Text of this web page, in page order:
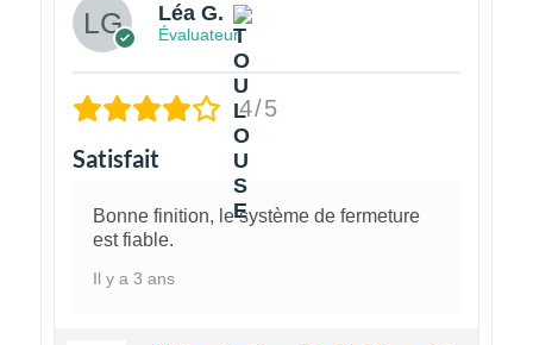
Léa G.
Évaluateur
4/5
Satisfait
Bonne finition, le système de fermeture
est fiable.
Il y a 3 ans